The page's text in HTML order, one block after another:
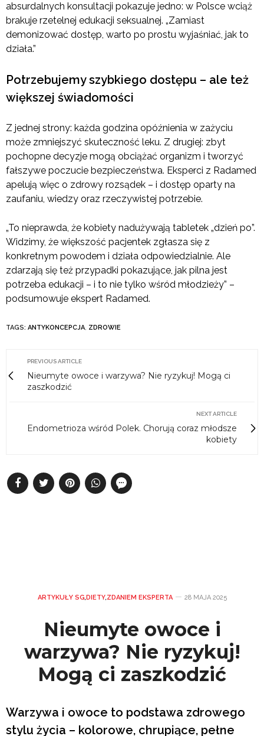
absurdalnych konsultacji pokazuje jedno: w Polsce wciąż
brakuje rzetelnej edukacji seksualnej. „Zamiast
demonizować dostęp, warto po prostu wyjaśniać, jak to
działa.”
Potrzebujemy szybkiego dostępu – ale też
większej świadomości
Z jednej strony: każda godzina opóźnienia w zażyciu
może zmniejszyć skuteczność leku. Z drugiej: zbyt
pochopne decyzje mogą obciążać organizm i tworzyć
fałszywe poczucie bezpieczeństwa. Eksperci z Radamed
apelują więc o zdrowy rozsądek – i dostęp oparty na
zaufaniu, wiedzy oraz rzeczywistej potrzebie.
„To nieprawda, że kobiety nadużywają tabletek „dzień po”.
Widzimy, że większość pacjentek zgłasza się z
konkretnym powodem i działa odpowiedzialnie. Ale
zdarzają się też przypadki pokazujące, jak pilna jest
potrzeba edukacji – i to nie tylko wśród młodzieży” –
podsumowuje ekspert Radamed.
TAGS: ANTYKONCEPCJA, ZDROWIE
PREVIOUS ARTICLE
Nieumyte owoce i warzywa? Nie ryzykuj! Mogą ci
zaszkodzić
NEXT ARTICLE
Endometrioza wśród Polek. Chorują coraz młodsze
kobiety
ARTYKUŁY SG,DIETY,ZDANIEM EKSPERTA 28 MAJA 2025
Nieumyte owoce i
warzywa? Nie ryzykuj!
Mogą ci zaszkodzić
Warzywa i owoce to podstawa zdrowego
stylu życia – kolorowe, chrupiące, pełne